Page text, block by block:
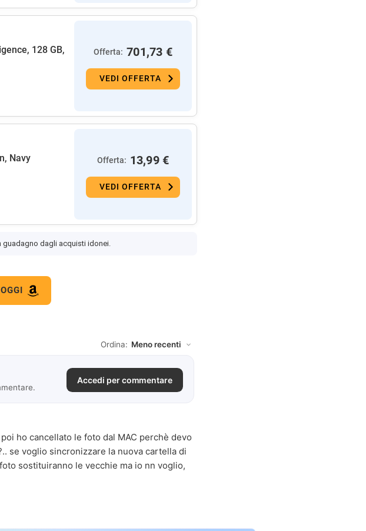
128 GB,
Offerta: 701,73 €
VEDI OFFERTA
Navy Offerta: 13,99 €
VEDI OFFERTA
guadagno dagli acquisti idonei.
Ordina:
Accedi per commentare
ho cancellato le foto dal MAC perchè devo
se voglio sincronizzare la nuova cartella di
sostituiranno le vecchie ma io nn voglio,